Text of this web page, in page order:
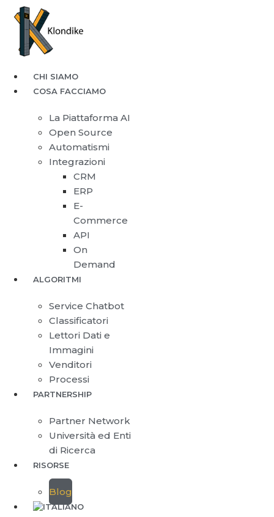
CHI SIAMO
COSA FACCIAMO
La Piattaforma AI
Open Source
Automatismi
Integrazioni
CRM
ERP
E-
Commerce
API
On
Demand
ALGORITMI
Service Chatbot
Classificatori
Lettori Dati e
Immagini
Venditori
Processi
PARTNERSHIP
Partner Network
Università ed Enti
di Ricerca
RISORSE
Blog